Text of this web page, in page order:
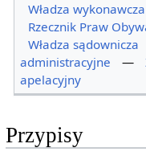
Władza wykonawcza
Rzecznik Praw
Władza sądownicza
administracyjne
—
apelacyjny
Przypisy